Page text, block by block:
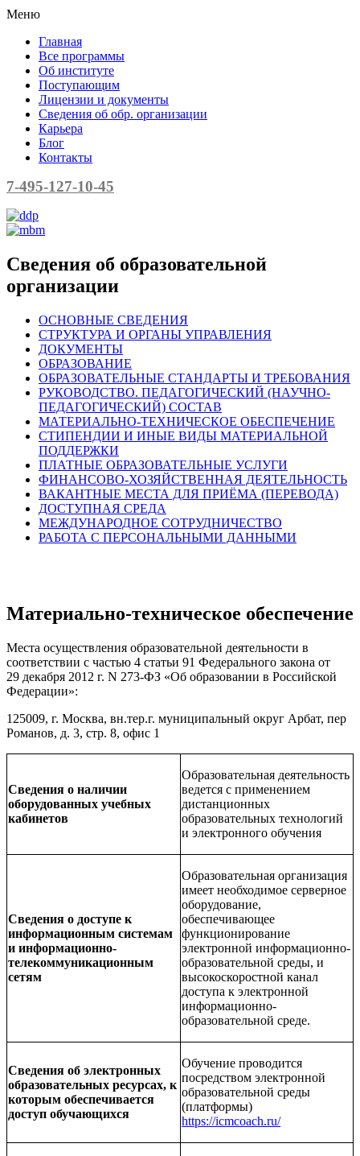
Меню
Главная
Все программы
Об институте
Поступающим
Лицензии и документы
Сведения об обр. организации
Карьера
Блог
Контакты
7-495-127-10-45
Сведения об образовательной
организации
ОСНОВНЫЕ СВЕДЕНИЯ
СТРУКТУРА И ОРГАНЫ УПРАВЛЕНИЯ
ДОКУМЕНТЫ
ОБРАЗОВАНИЕ
ОБРАЗОВАТЕЛЬНЫЕ СТАНДАРТЫ И ТРЕБОВАНИЯ
РУКОВОДСТВО. ПЕДАГОГИЧЕСКИЙ (НАУЧНО-
ПЕДАГОГИЧЕСКИЙ) СОСТАВ
МАТЕРИАЛЬНО-ТЕХНИЧЕСКОЕ ОБЕСПЕЧЕНИЕ
СТИПЕНДИИ И ИНЫЕ ВИДЫ МАТЕРИАЛЬНОЙ
ПОДДЕРЖКИ
ПЛАТНЫЕ ОБРАЗОВАТЕЛЬНЫЕ УСЛУГИ
ФИНАНСОВО-ХОЗЯЙСТВЕННАЯ ДЕЯТЕЛЬНОСТЬ
ВАКАНТНЫЕ МЕСТА ДЛЯ ПРИЁМА (ПЕРЕВОДА)
ДОСТУПНАЯ СРЕДА
МЕЖДУНАРОДНОЕ СОТРУДНИЧЕСТВО
РАБОТА С ПЕРСОНАЛЬНЫМИ ДАННЫМИ
Материально-техническое обеспечение
Места осуществления образовательной деятельности в
соответствии с частью 4 статьи 91 Федерального закона от
29 декабря 2012 г. N 273-ФЗ «Об образовании в Российской
Федерации»:
125009, г. Москва, вн.тер.г. муниципальный округ Арбат, пер
Романов, д. 3, стр. 8, офис 1
Сведения о наличии
оборудованных учебных
кабинетов
Образовательная деятельность
ведется с применением
дистанционных
образовательных технологий
и электронного обучения
Сведения о доступе к
информационным системам
и информационно-
телекоммуникационным
сетям
Образовательная организация
имеет необходимое серверное
оборудование,
обеспечивающее
функционирование
электронной информационно-
образовательной среды, и
высокоскоростной канал
доступа к электронной
информационно-
образовательной среде.
Сведения об электронных
образовательных ресурсах, к
которым обеспечивается
доступ обучающихся
Обучение проводится
посредством электронной
образовательной среды
(платформы)
https://icmcoach.ru/